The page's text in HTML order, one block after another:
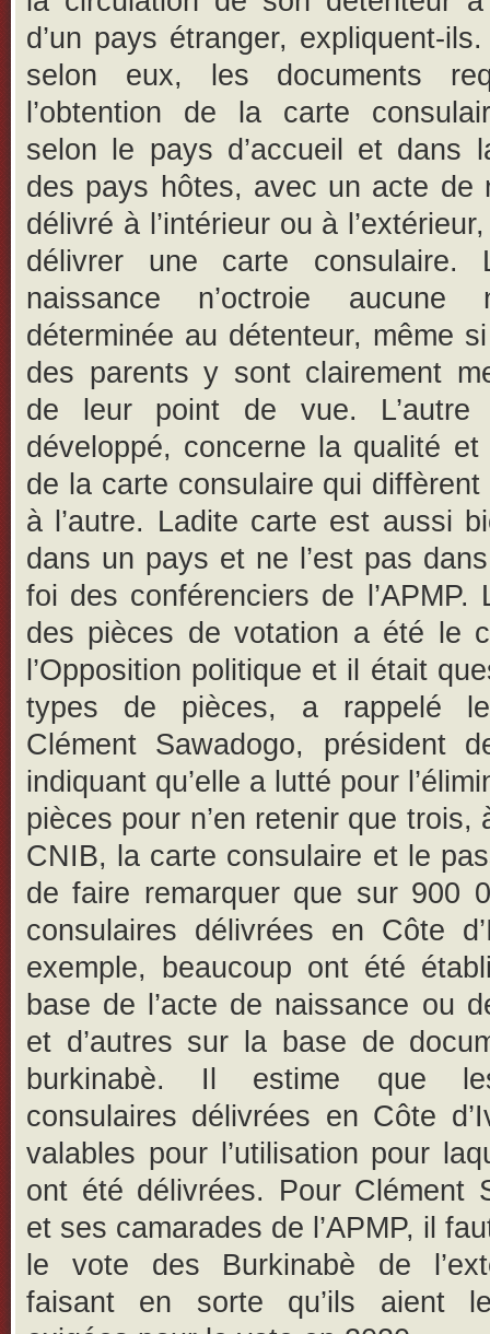
d’un pays étranger, expliquent-
selon eux, les documents
l’obtention de la carte
selon le pays d’accueil et dans
des pays hôtes, avec un acte de
délivré à l’intérieur ou à
délivrer une carte consulaire.
naissance n’octroie aucune
déterminée au détenteur, même
des parents y sont clairement
de leur point de vue. L’autre
développé, concerne la qualité
de la carte consulaire qui diffèrent
à l’autre. Ladite carte est aussi
dans un pays et ne l’est pas
foi des conférenciers de l’APMP.
des pièces de votation a été le
l’Opposition politique et il était
types de pièces, a rappelé
Clément Sawadogo, président
indiquant qu’elle a lutté pour
pièces pour n’en retenir que trois,
CNIB, la carte consulaire et le
de faire remarquer que sur 900
consulaires délivrées en Côte
exemple, beaucoup ont été
base de l’acte de naissance ou
et d’autres sur la base de
burkinabè. Il estime que
consulaires délivrées en Côte
valables pour l’utilisation pour
ont été délivrées. Pour Clément
et ses camarades de l’APMP, il
le vote des Burkinabè de
faisant en sorte qu’ils aient